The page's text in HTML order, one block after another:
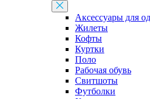
Аксессуары для
Жилеты
Кофты
Куртки
Поло
Рабочая обувь
Свитшоты
Футболки